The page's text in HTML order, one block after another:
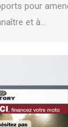
pour
et à…